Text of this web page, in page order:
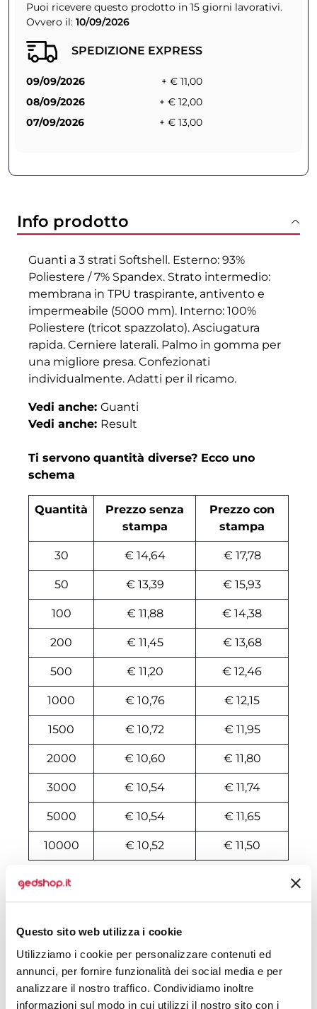
Questo sito web utilizza i cookie
Utilizziamo i cookie per personalizzare contenuti ed
annunci, per fornire funzionalità dei social media e per
analizzare il nostro traffico. Condividiamo inoltre
informazioni sul modo in cui utilizzi il nostro sito con i
Puoi ricevere questo prodotto in 15 giorni lavorativi.
Ovvero il: 10/09/2026
SPEDIZIONE EXPRESS
09/09/2026
+ € 11,00
08/09/2026
+ € 12,00
07/09/2026
+ € 13,00
Info prodotto
Guanti a 3 strati Softshell. Esterno: 93%
Poliestere / 7% Spandex. Strato intermedio:
membrana in TPU traspirante, antivento e
impermeabile (5000 mm). Interno: 100%
Poliestere (tricot spazzolato). Asciugatura
rapida. Cerniere laterali. Palmo in gomma per
una migliore presa. Confezionati
individualmente. Adatti per il ricamo.
Vedi anche: Guanti
Vedi anche: Result
Ti servono quantità diverse? Ecco uno
schema
Quantità
Prezzo senza
stampa
Prezzo con
stampa
30 € 14,64 € 17,78
50 € 13,39 € 15,93
100 € 11,88 € 14,38
200 € 11,45 € 13,68
500 € 11,20 € 12,46
1000 € 10,76 € 12,15
1500 € 10,72 € 11,95
2000 € 10,60 € 11,80
3000 € 10,54 € 11,74
5000 € 10,54 € 11,65
10000 € 10,52 € 11,50
Tecniche di stampa
Area di personalizzazione
Domande e risposte